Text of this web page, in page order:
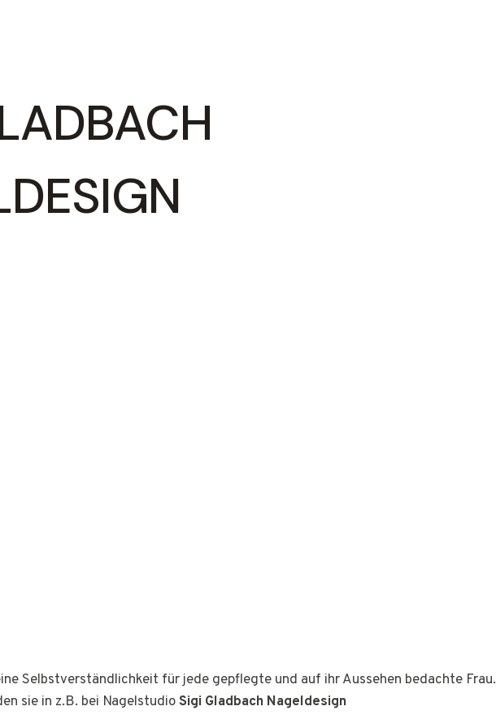
Selbstverständlichkeit für jede gepflegte und auf ihr Aussehen bedachte Frau.
sie in z.B. bei NagelstudioSigi Gladbach Nageldesign